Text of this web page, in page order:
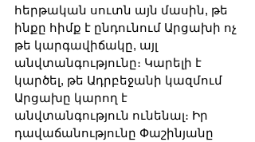
հերթական սուտն այն մասին, թե
ինքը հիմք է ընդունում Արցախի ոչ
թե կարգավիճակը, այլ
անվտանգությունը։ Կարելի է
կարծել, թե Ադրբեջանի կազմում
Արցախը կարող է
անվտանգություն ունենալ։ Իր
դավաճանությունը Փաշինյանը